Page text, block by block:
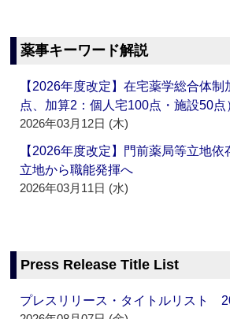
薬事キーワード解説
【2026年度改定】在宅薬学総合体
点、加算2：個人宅100点・施設50
2026年03月12日 (木)
【2026年度改定】門前薬局等立地
立地から職能発揮へ
2026年03月11日 (水)
Press Release Title List
プレスリリース・タイトルリスト